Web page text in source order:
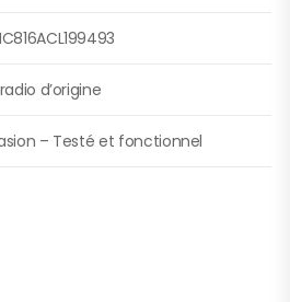
d’origine
– Testé et fonctionnel